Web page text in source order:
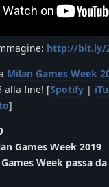
http://bit.ly/
Milan Games Week
alla fine! [Spotify |
]
Games Week 2019
Week passa